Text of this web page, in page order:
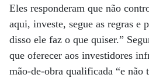
Eles responderam que não
aqui, investe, segue as regras e
disso ele faz o que quiser.”
que oferecer aos investidores
mão-de-obra qualificada “e não